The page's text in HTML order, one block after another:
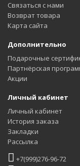
Связаться с нами
Возврат товара
Карта сайта
Дополнительно
Подарочные
Партнёрская
Акции
Личный кабинет
Личный кабинет
История заказа
Закладки
Рассылка
+7(999)276-96-72